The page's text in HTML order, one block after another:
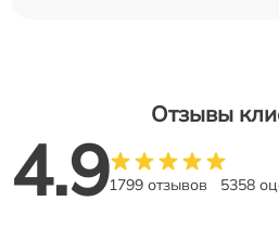
Отзывы
4.91799 отзывов 5358